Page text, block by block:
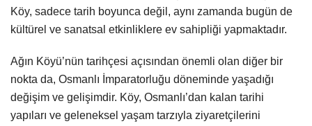
Köy, sadece tarih boyunca değil, aynı zamanda bugün de
kültürel ve sanatsal etkinliklere ev sahipliği yapmaktadır.
Ağın Köyü’nün tarihçesi açısından önemli olan diğer bir
nokta da, Osmanlı İmparatorluğu döneminde yaşadığı
değişim ve gelişimdir. Köy, Osmanlı’dan kalan tarihi
yapıları ve geleneksel yaşam tarzıyla ziyaretçilerini